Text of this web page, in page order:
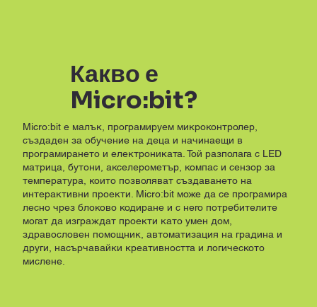
Какво е
Micro:bit?
Micro:bit e малък, програмируем микроконтролер,
създаден за обучение на деца и начинаещи в
програмирането и електрониката. Той разполага с LED
матрица, бутони, акселерометър, компас и сензор за
температура, които позволяват създаването на
интерактивни проекти. Micro:bit може да се програмира
лесно чрез блоково кодиране и с него потребителите
могат да изграждат проекти като умен дом,
здравословен помощник, автоматизация на градина и
други, насърчавайки креативността и логическото
мислене.